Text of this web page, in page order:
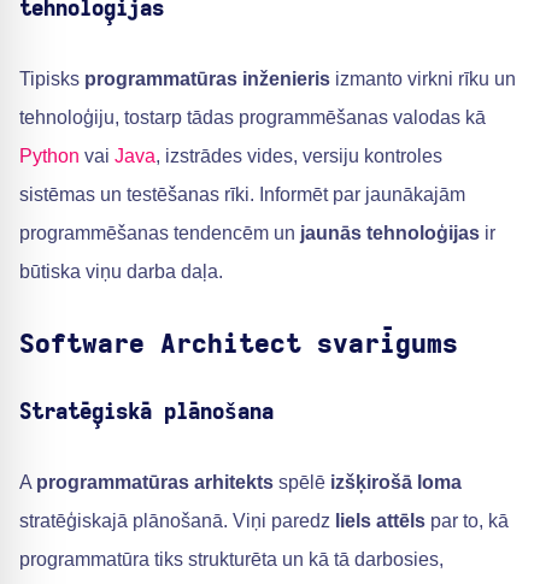
tehnoloģijas
Tipisks programmatūras inženieris izmanto virkni rīku un
tehnoloģiju, tostarp tādas programmēšanas valodas kā
Python vai Java, izstrādes vides, versiju kontroles
sistēmas un testēšanas rīki. Informēt par jaunākajām
programmēšanas tendencēm un jaunās tehnoloģijas ir
būtiska viņu darba daļa.
Software Architect svarīgums
Stratēģiskā plānošana
A programmatūras arhitekts spēlē izšķirošā loma
stratēģiskajā plānošanā. Viņi paredz liels attēls par to, kā
programmatūra tiks strukturēta un kā tā darbosies,